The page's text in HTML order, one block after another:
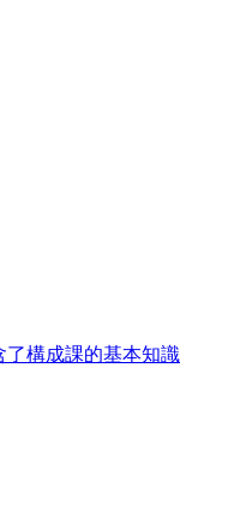
了構成課的基本知識